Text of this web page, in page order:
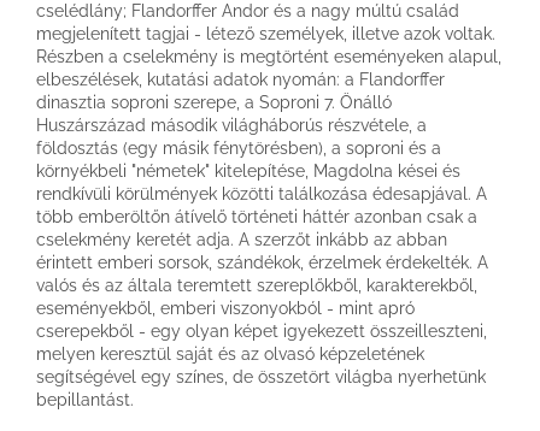
cselédlány; Flandorffer Andor és a nagy múltú család
megjelenített tagjai - létező személyek, illetve azok voltak.
Részben a cselekmény is megtörtént eseményeken alapul,
elbeszélések, kutatási adatok nyomán: a ­Flandorffer
dinasztia soproni szerepe, a Soproni 7. Önálló
Huszárszázad második világháborús részvétele, a
földosztás (egy másik fénytörésben), a soproni és a
környékbeli "németek" kitelepítése, Magdolna kései és
rendkívüli körülmények közötti találkozása édesapjával. A
több emberöltőn átívelő történeti háttér azonban csak a
cselekmény keretét adja. A szerzőt inkább az abban
érintett emberi sorsok, szándékok, érzelmek érdekelték. A
valós és az általa teremtett szereplőkből, karakterekből,
eseményekből, emberi viszonyokból - mint apró
cserepekből - egy olyan képet igyekezett összeilleszteni,
melyen keresztül saját és az olvasó képzeletének
segítségével egy színes, de összetört világba nyerhetünk
bepillantást.